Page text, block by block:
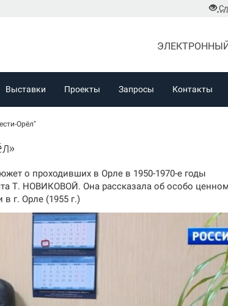
Выставки Проекты Запросы Контакты
Орёл"
о проходивших в Орле в 1950-1970-е годы
Т. НОВИКОВОЙ. Она рассказала об особо
г. Орле (1955 г.)